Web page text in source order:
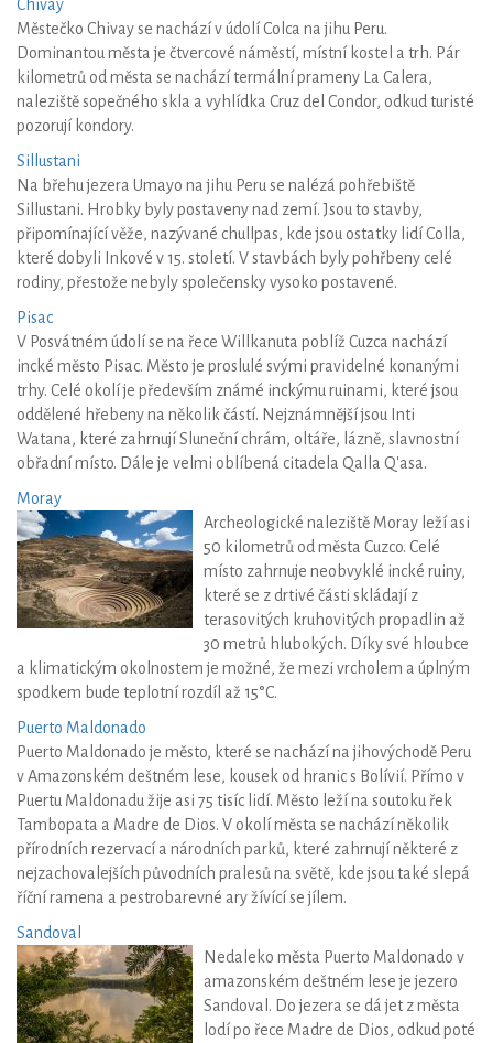
Chivay
Městečko Chivay se nachází v údolí Colca na jihu Peru.
Dominantou města je čtvercové náměstí, místní kostel a trh. Pár
kilometrů od města se nachází termální prameny La Calera,
naleziště sopečného skla a vyhlídka Cruz del Condor, odkud turisté
pozorují kondory.
Sillustani
Na břehu jezera Umayo na jihu Peru se nalézá pohřebiště
Sillustani. Hrobky byly postaveny nad zemí. Jsou to stavby,
připomínající věže, nazývané chullpas, kde jsou ostatky lidí Colla,
které dobyli Inkové v 15. století. V stavbách byly pohřbeny celé
rodiny, přestože nebyly společensky vysoko postavené.
Pisac
V Posvátném údolí se na řece Willkanuta poblíž Cuzca nachází
incké město Pisac. Město je proslulé svými pravidelné konanými
trhy. Celé okolí je především známé inckýmu ruinami, které jsou
oddělené hřebeny na několik částí. Nejznámnější jsou Inti
Watana, které zahrnují Sluneční chrám, oltáře, lázně, slavnostní
obřadní místo. Dále je velmi oblíbená citadela Qalla Q'asa.
Moray
Archeologické naleziště Moray leží asi
50 kilometrů od města Cuzco. Celé
místo zahrnuje neobvyklé incké ruiny,
které se z drtivé části skládají z
terasovitých kruhovitých propadlin až
30 metrů hlubokých. Díky své hloubce
a klimatickým okolnostem je možné, že mezi vrcholem a úplným
spodkem bude teplotní rozdíl až 15°C.
Puerto Maldonado
Puerto Maldonado je město, které se nachází na jihovýchodě Peru
v Amazonském deštném lese, kousek od hranic s Bolívií. Přímo v
Puertu Maldonadu žije asi 75 tisíc lidí. Město leží na soutoku řek
Tambopata a Madre de Dios. V okolí města se nachází několik
přírodních rezervací a národních parků, které zahrnují některé z
nejzachovalejších původních pralesů na světě, kde jsou také slepá
říční ramena a pestrobarevné ary žívící se jílem.
Sandoval
Nedaleko města Puerto Maldonado v
amazonském deštném lese je jezero
Sandoval. Do jezera se dá jet z města
lodí po řece Madre de Dios, odkud poté